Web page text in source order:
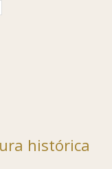
histórica